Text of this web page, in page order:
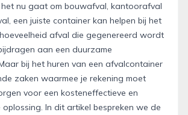
nu gaat om bouwafval, kantoorafval
een juiste container kan helpen bij het
afval die gegenereerd wordt
aan een duurzame
bij het huren van een afvalcontainer
zaken waarmee je rekening moet
voor een kosteneffectieve en
oplossing. In dit artikel bespreken we de